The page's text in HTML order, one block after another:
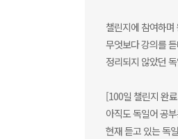
챌린지에 참여하
무엇보다 강의를
정리되지 않았던
[100일 챌린지 완
아직도 독일어 공
현재 듣고 있는 독